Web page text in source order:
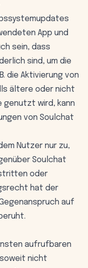
App und
sein, dass
sind, um die
die Aktivierung von
ältere oder nicht
genutzt wird, kann
von Soulchat
Nutzer nur zu,
Soulchat
oder
hat der
auf
aufrufbaren
nicht